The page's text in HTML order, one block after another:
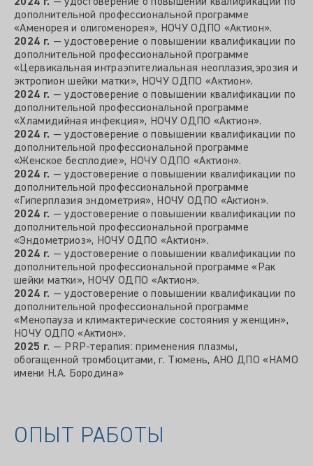
2024 г. — удостоверение о повышении квалификации по
дополнительной профессиональной программе
«Аменорея и олигоменорея», НОЧУ ОДПО «Актион».
2024 г. — удостоверение о повышении квалификации по
дополнительной профессиональной программе
«Цервикальная интраэпителиальная неоплазия,эрозия и
эктропион шейки матки», НОЧУ ОДПО «Актион».
2024 г. — удостоверение о повышении квалификации по
дополнительной профессиональной программе
«Хламидийная инфекция», НОЧУ ОДПО «Актион».
2024 г. — удостоверение о повышении квалификации по
дополнительной профессиональной программе
«Женское бесплодие», НОЧУ ОДПО «Актион».
2024 г. — удостоверение о повышении квалификации по
дополнительной профессиональной программе
«Гиперплазия эндометрия», НОЧУ ОДПО «Актион».
2024 г. — удостоверение о повышении квалификации по
дополнительной профессиональной программе
«Эндометриоз», НОЧУ ОДПО «Актион».
2024 г. — удостоверение о повышении квалификации по
дополнительной профессиональной программе «Рак
шейки матки», НОЧУ ОДПО «Актион».
2024 г. — удостоверение о повышении квалификации по
дополнительной профессиональной программе
«Менопауза и климактерические состояния у женщин»,
НОЧУ ОДПО «Актион».
2025 г. — PRP-терапия: применения плазмы,
обогащенной тромбоцитами, г. Тюмень, АНО ДПО «НАМО
имени Н.А. Бородина»
ОПЫТ РАБОТЫ